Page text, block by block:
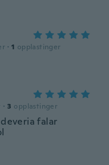
· 1 opplastinger
· 3 opplastinger
falar